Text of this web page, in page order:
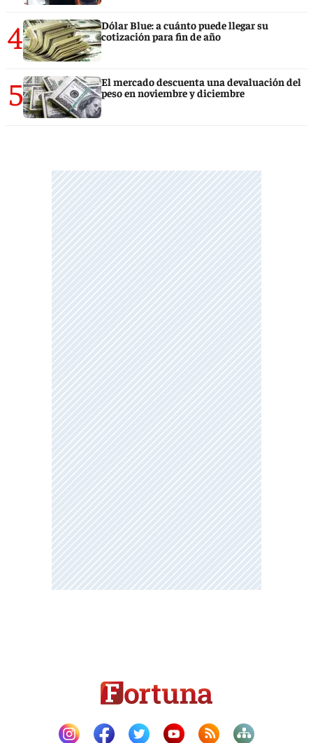
4
Dólar Blue: a cuánto puede llegar su
cotización para fin de año
5
El mercado descuenta una devaluación del
peso en noviembre y diciembre